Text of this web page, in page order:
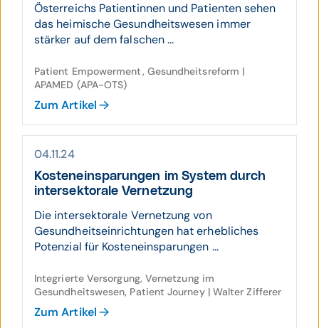
Österreichs Patientinnen und Patienten sehen
das heimische Gesundheitswesen immer
stärker auf dem falschen ...
Patient Empowerment, Gesundheitsreform |
APAMED (APA-OTS)
Zum Artikel
04.11.24
Kosten­ein­sparungen im System durch
inter­sektorale Ver­netzung
Die intersektorale Vernetzung von
Gesundheitseinrichtungen hat erhebliches
Potenzial für Kosteneinsparungen ...
Integrierte Versorgung, Vernetzung im
Gesundheitswesen, Patient Journey | Walter Zifferer
Zum Artikel